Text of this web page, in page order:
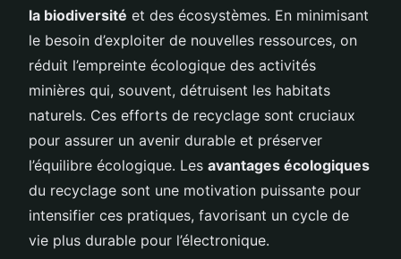
la biodiversité et des écosystèmes. En minimisant
le besoin d’exploiter de nouvelles ressources, on
réduit l’empreinte écologique des activités
minières qui, souvent, détruisent les habitats
naturels. Ces efforts de recyclage sont cruciaux
pour assurer un avenir durable et préserver
l’équilibre écologique. Les avantages écologiques
du recyclage sont une motivation puissante pour
intensifier ces pratiques, favorisant un cycle de
vie plus durable pour l’électronique.